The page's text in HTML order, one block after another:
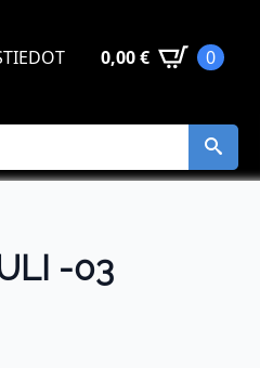
0,00€ 0
-03